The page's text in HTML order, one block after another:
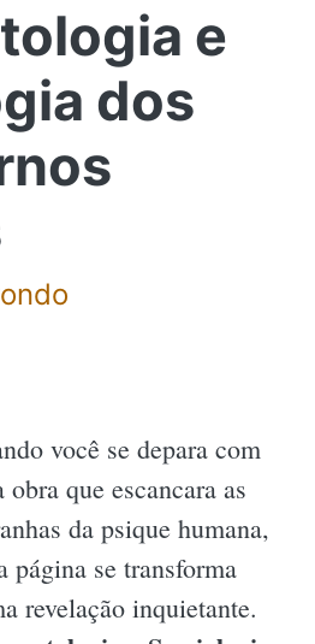
e
dos
você se depara com
obra que escancara as
da psique humana,
página se transforma
revelação inquietante.